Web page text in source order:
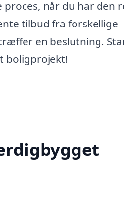
når du har den
tilbud fra forskellige
en beslutning.
boligprojekt!